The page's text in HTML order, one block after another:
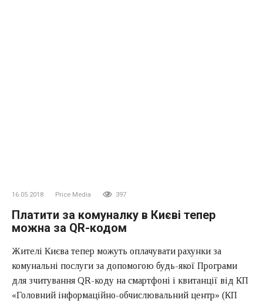
16.05.2018 Price Media 397
Платити за комуналку в Києві тепер
можна за QR-кодом
Жителі Києва тепер можуть оплачувати рахунки за
комунальні послуги за допомогою будь-якої Програми
для зчитування QR-коду на смартфоні і квитанції від КП
«Головний інформаційно-обчислювальний центр» (КП